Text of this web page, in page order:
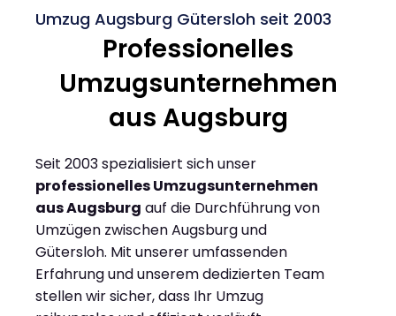
Umzug Augsburg Gütersloh seit 2003
Professionelles
Umzugsunternehmen
aus Augsburg
Seit 2003 spezialisiert sich unser
professionelles Umzugsunternehmen
aus Augsburg auf die Durchführung von
Umzügen zwischen Augsburg und
Gütersloh. Mit unserer umfassenden
Erfahrung und unserem dedizierten Team
stellen wir sicher, dass Ihr Umzug